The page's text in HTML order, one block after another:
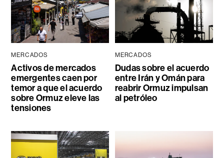
MERCADOS
Activos de mercados
emergentes caen por
temor a que el acuerdo
sobre Ormuz eleve las
tensiones
MERCADOS
Dudas sobre el acuerdo
entre Irán y Omán para
reabrir Ormuz impulsan
al petróleo